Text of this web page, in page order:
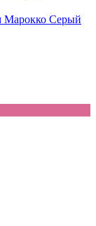
Марокко Серый